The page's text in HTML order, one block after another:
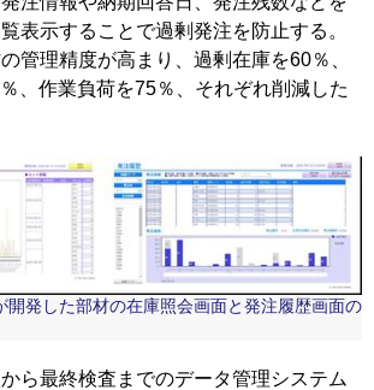
表示することで過剰発注を防止する。
管理精度が高まり、過剰在庫を60％、
、作業負荷を75％、それぞれ削減した
開発した部材の在庫照会画面と発注履歴画面の
ら最終検査までのデータ管理システム